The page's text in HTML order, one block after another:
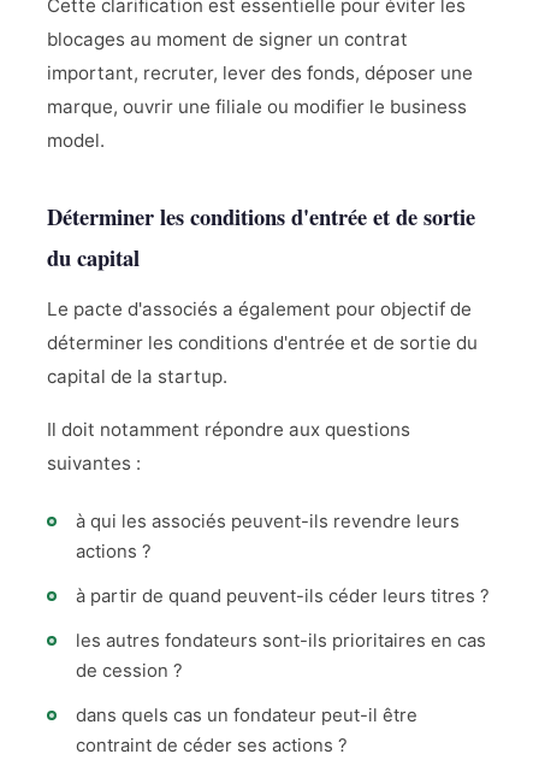
Cette clarification est essentielle pour éviter les
blocages au moment de signer un contrat
important, recruter, lever des fonds, déposer une
marque, ouvrir une filiale ou modifier le business
model.
Déterminer les conditions d'entrée et de sortie
du capital
Le pacte d'associés a également pour objectif de
déterminer les conditions d'entrée et de sortie du
capital de la startup.
Il doit notamment répondre aux questions
suivantes :
à qui les associés peuvent-ils revendre leurs
actions ?
à partir de quand peuvent-ils céder leurs titres ?
les autres fondateurs sont-ils prioritaires en cas
de cession ?
dans quels cas un fondateur peut-il être
contraint de céder ses actions ?